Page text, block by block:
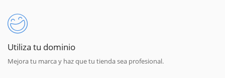
Utiliza tu dominio
Mejora tu marca y haz que tu tienda sea profesional.